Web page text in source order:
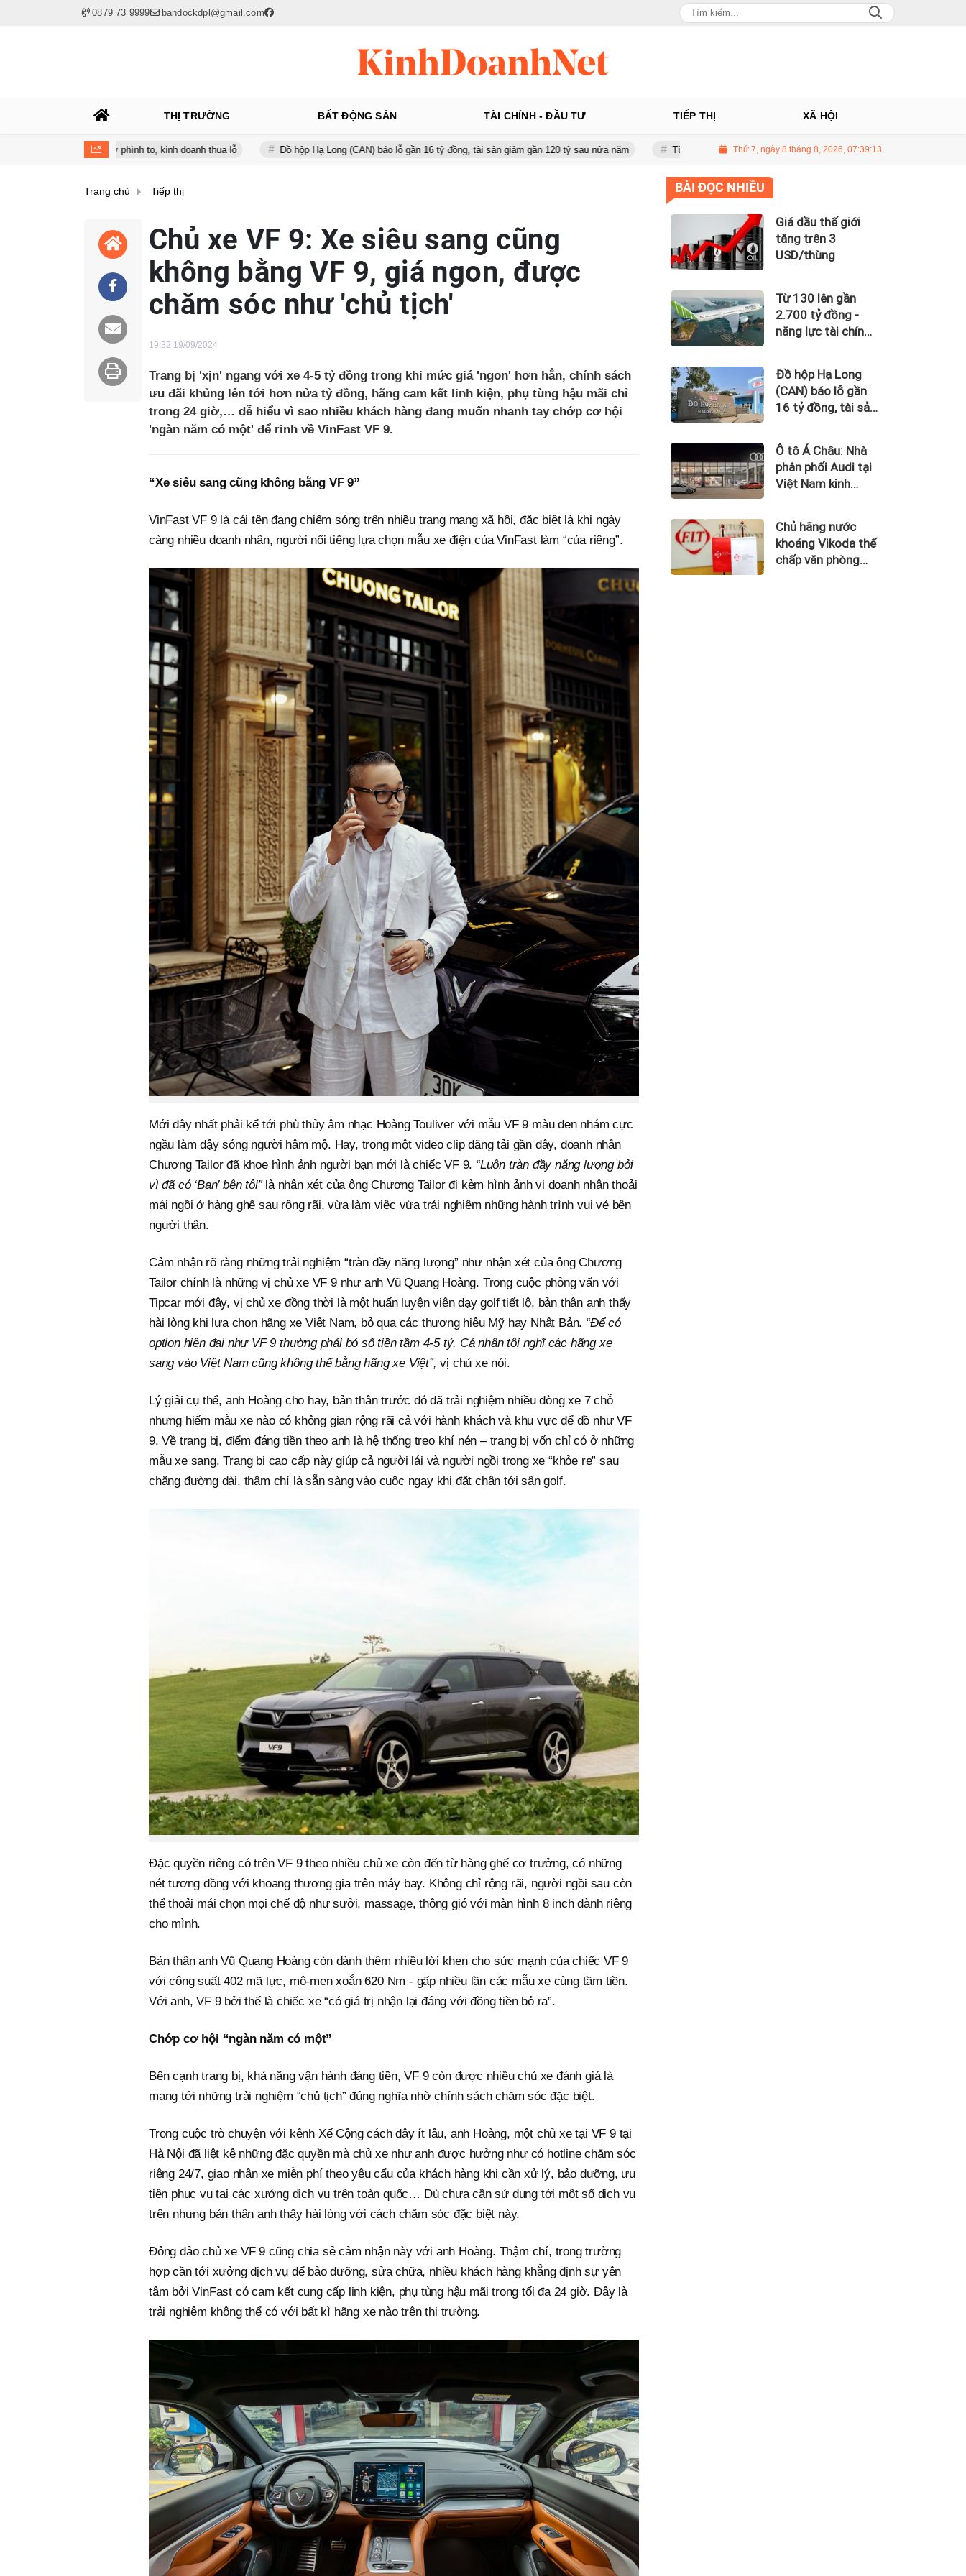
0879 73 9999 bandockdpl@gmail.com
THỊ TRƯỜNG BẤT ĐỘNG SẢN TÀI CHÍNH - ĐẦU TƯ TIẾP THỊ XÃ HỘI
lúc nợ vay phình to, kinh doanh thua lỗ Đồ hộp Hạ Long (CAN) báo lỗ gần 16 tỷ đồng, tài sản giảm gần 120 tỷ sau nửa năm Từ 130 lên gần 2.700 tỷ đồng - năng lực tài chính của Bamboo Airways nhìn từ
Thứ 7, ngày 8 tháng 8, 2026, 07:39:14
Trang chủ Tiếp thị
Chủ xe VF 9: Xe siêu sang cũng
không bằng VF 9, giá ngon, được
chăm sóc như 'chủ tịch'
19:32 19/09/2024
Trang bị 'xịn' ngang với xe 4-5 tỷ đồng trong khi mức giá 'ngon' hơn hẳn, chính sách
ưu đãi khủng lên tới hơn nửa tỷ đồng, hãng cam kết linh kiện, phụ tùng hậu mãi chỉ
trong 24 giờ,… dễ hiểu vì sao nhiều khách hàng đang muốn nhanh tay chớp cơ hội
'ngàn năm có một' để rinh về VinFast VF 9.
“Xe siêu sang cũng không bằng VF 9”
VinFast VF 9 là cái tên đang chiếm sóng trên nhiều trang mạng xã hội, đặc biệt là khi ngày
càng nhiều doanh nhân, người nổi tiếng lựa chọn mẫu xe điện của VinFast làm “của riêng”.
Mới đây nhất phải kể tới phù thủy âm nhạc Hoàng Touliver với mẫu VF 9 màu đen nhám cực
ngầu làm dậy sóng người hâm mộ. Hay, trong một video clip đăng tải gần đây, doanh nhân
Chương Tailor đã khoe hình ảnh người bạn mới là chiếc VF 9. “Luôn tràn đầy năng lượng bởi
vì đã có ‘Bạn’ bên tôi” là nhận xét của ông Chương Tailor đi kèm hình ảnh vị doanh nhân thoải
mái ngồi ở hàng ghế sau rộng rãi, vừa làm việc vừa trải nghiệm những hành trình vui vẻ bên
người thân.
Cảm nhận rõ ràng những trải nghiệm “tràn đầy năng lượng” như nhận xét của ông Chương
Tailor chính là những vị chủ xe VF 9 như anh Vũ Quang Hoàng. Trong cuộc phỏng vấn với
Tipcar mới đây, vị chủ xe đồng thời là một huấn luyện viên dạy golf tiết lộ, bản thân anh thấy
hài lòng khi lựa chọn hãng xe Việt Nam, bỏ qua các thương hiệu Mỹ hay Nhật Bản. “Để có
option hiện đại như VF 9 thường phải bỏ số tiền tầm 4-5 tỷ. Cá nhân tôi nghĩ các hãng xe
sang vào Việt Nam cũng không thể bằng hãng xe Việt”,vị chủ xe nói.
Lý giải cụ thể, anh Hoàng cho hay, bản thân trước đó đã trải nghiệm nhiều dòng xe 7 chỗ
nhưng hiếm mẫu xe nào có không gian rộng rãi cả với hành khách và khu vực để đồ như VF
9. Về trang bị, điểm đáng tiền theo anh là hệ thống treo khí nén – trang bị vốn chỉ có ở những
mẫu xe sang. Trang bị cao cấp này giúp cả người lái và người ngồi trong xe “khỏe re” sau
chặng đường dài, thậm chí là sẵn sàng vào cuộc ngay khi đặt chân tới sân golf.
Đặc quyền riêng có trên VF 9 theo nhiều chủ xe còn đến từ hàng ghế cơ trưởng, có những
nét tương đồng với khoang thương gia trên máy bay. Không chỉ rộng rãi, người ngồi sau còn
thể thoải mái chọn mọi chế độ như sưởi, massage, thông gió với màn hình 8 inch dành riêng
cho mình.
Bản thân anh Vũ Quang Hoàng còn dành thêm nhiều lời khen cho sức mạnh của chiếc VF 9
với công suất 402 mã lực, mô-men xoắn 620 Nm - gấp nhiều lần các mẫu xe cùng tầm tiền.
Với anh, VF 9 bởi thế là chiếc xe “có giá trị nhận lại đáng với đồng tiền bỏ ra”.
Chớp cơ hội “ngàn năm có một”
Bên cạnh trang bị, khả năng vận hành đáng tiền, VF 9 còn được nhiều chủ xe đánh giá là
mang tới những trải nghiệm “chủ tịch” đúng nghĩa nhờ chính sách chăm sóc đặc biệt.
Trong cuộc trò chuyện với kênh Xế Cộng cách đây ít lâu, anh Hoàng, một chủ xe tại VF 9 tại
Hà Nội đã liệt kê những đặc quyền mà chủ xe như anh được hưởng như có hotline chăm sóc
riêng 24/7, giao nhận xe miễn phí theo yêu cẩu của khách hàng khi cần xử lý, bảo dưỡng, ưu
tiên phục vụ tại các xưởng dịch vụ trên toàn quốc… Dù chưa cần sử dụng tới một số dịch vụ
trên nhưng bản thân anh thấy hài lòng với cách chăm sóc đặc biệt này.
Đông đảo chủ xe VF 9 cũng chia sẻ cảm nhận này với anh Hoàng. Thậm chí, trong trường
hợp cần tới xưởng dịch vụ để bảo dưỡng, sửa chữa, nhiều khách hàng khẳng định sự yên
tâm bởi VinFast có cam kết cung cấp linh kiện, phụ tùng hậu mãi trong tối đa 24 giờ. Đây là
trải nghiệm không thể có với bất kì hãng xe nào trên thị trường.
BÀI ĐỌC NHIỀU
Giá dầu thế giới
tăng trên 3
USD/thùng
Từ 130 lên gần
2.700 tỷ đồng -
năng lực tài chính
Airways nhìn từ
công nợ với ACV
Đồ hộp Hạ Long
(CAN) báo lỗ gần
16 tỷ đồng, tài sản
sau nửa năm
Ô tô Á Châu: Nhà
phân phối Audi tại
Việt Nam kinh
Chủ hãng nước
khoáng Vikoda thế
chấp văn phòng